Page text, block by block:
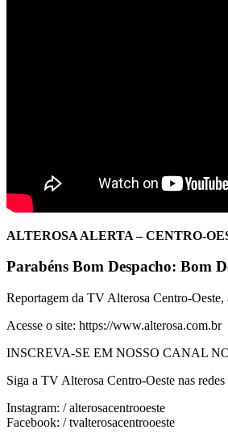
ALTEROSA ALERTA – CENTRO-
Parabéns Bom Despacho: Bom
Reportagem da TV Alterosa Centro-
Acesse o site: https://www.alterosa.com.br
INSCREVA-SE EM NOSSO CANAL
Siga a TV Alterosa Centro-Oeste nas redes
Instagram: / alterosacentrooeste
Facebook: / tvalterosacentrooeste